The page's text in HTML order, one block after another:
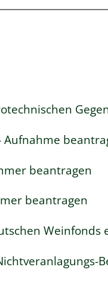
beantragen
beantragen
Weinfonds